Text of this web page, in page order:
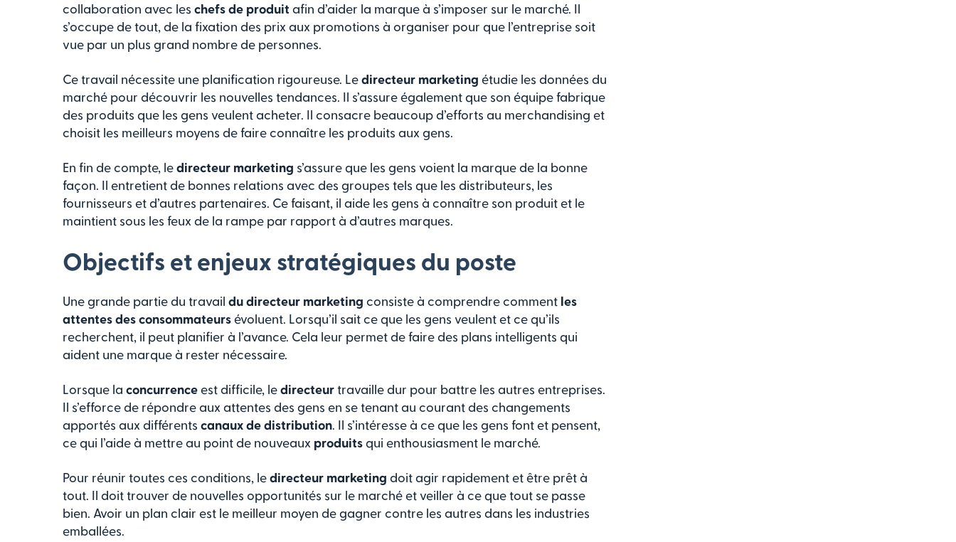
collaboration avec les chefs de produit afin d’aider la marque à s’imposer sur le marché. Il
s’occupe de tout, de la fixation des prix aux promotions à organiser pour que l’entreprise soit
vue par un plus grand nombre de personnes.
Ce travail nécessite une planification rigoureuse. Ledirecteur marketing étudie les données du
marché pour découvrir les nouvelles tendances. Il s’assure également que son équipe fabrique
des produits que les gens veulent acheter. Il consacre beaucoup d’efforts au merchandising et
choisit les meilleurs moyens de faire connaître les produits aux gens.
En fin de compte, ledirecteur marketing s’assure que les gens voient la marque de la bonne
façon. Il entretient de bonnes relations avec des groupes tels que les distributeurs, les
fournisseurs et d’autres partenaires. Ce faisant, il aide les gens à connaître son produit et le
maintient sous les feux de la rampe par rapport à d’autres marques.
Objectifs et enjeux stratégiques du poste
Une grande partie du travail du directeur marketing consiste à comprendre comment les
attentes des consommateursévoluent. Lorsqu’il sait ce que les gens veulent et ce qu’ils
recherchent, il peut planifier à l’avance. Cela leur permet de faire des plans intelligents qui
aident une marque à rester nécessaire.
Lorsque la concurrenceest difficile, ledirecteurtravaille dur pour battre les autres entreprises.
Il s’efforce de répondre aux attentes des gens en se tenant au courant des changements
apportés aux différents canaux de distribution . Il s’intéresse à ce que les gens font et pensent,
ce qui l’aide à mettre au point de nouveaux produitsqui enthousiasment le marché.
Pour réunir toutes ces conditions, ledirecteur marketing doit agir rapidement et être prêt à
tout. Il doit trouver de nouvelles opportunités sur le marché et veiller à ce que tout se passe
bien. Avoir un plan clair est le meilleur moyen de gagner contre les autres dans les industries
emballées.